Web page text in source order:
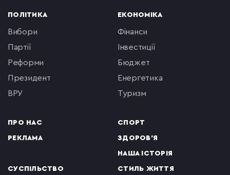
ПОЛІТИКА
вибори
партії
реформи
президент
ВРУ
ПРО НАС
РЕКЛАМА
ЕКОНОМІКА
фінанси
інвестиції
бюджет
енергетика
туризм
СПОРТ
ЗДОРОВ'Я
НАША ІСТОРІЯ
СУСПІЛЬСТВО СТИЛЬ ЖИТТЯ